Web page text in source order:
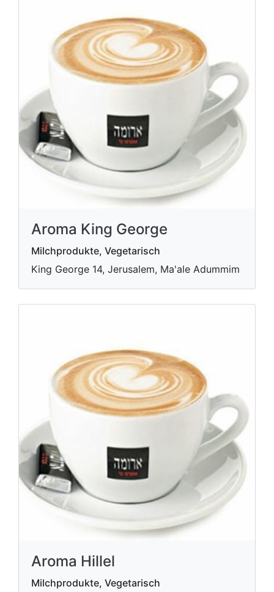
Aroma King George
Milchprodukte, Vegetarisch
King George 14, Jerusalem, Ma'ale Adummim
Aroma Hillel
Milchprodukte, Vegetarisch